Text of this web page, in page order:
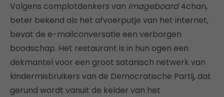
Volgens complotdenkers van imageboard4chan,
beter bekend als het afvoerputje van het internet,
bevat de e-mailconversatie een verborgen
boodschap. Het restaurant is in hun ogen een
dekmantel voor een groot satanisch netwerk van
kindermisbruikers van de Democratische Partij, dat
gerund wordt vanuit de kelder van het